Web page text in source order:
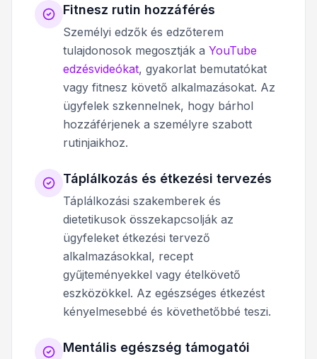
Fitnesz rutin hozzáférés
Személyi edzők és edzőterem
tulajdonosok megosztják a YouTube
edzésvideókat, gyakorlat bemutatókat
vagy fitnesz követő alkalmazásokat. Az
ügyfelek szkennelnek, hogy bárhol
hozzáférjenek a személyre szabott
rutinjaikhoz.
Táplálkozás és étkezési tervezés
Táplálkozási szakemberek és
dietetikusok összekapcsolják az
ügyfeleket étkezési tervező
alkalmazásokkal, recept
gyűjteményekkel vagy ételkövető
eszközökkel. Az egészséges étkezést
kényelmesebbé és követhetőbbé teszi.
Mentális egészség támogatói